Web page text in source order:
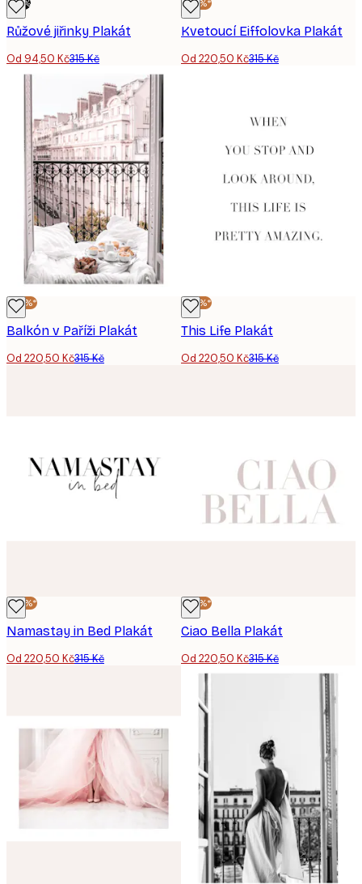
-70%
Růžové jiřinky Plakát
Od 94,50 Kč315 Kč
-30%*
Kvetoucí Eiffolovka Plakát
Od 220,50 Kč315 Kč
-30%*
Balkón v Paříži Plakát
Od 220,50 Kč315 Kč
-30%*
This Life Plakát
Od 220,50 Kč315 Kč
-30%*
Namastay in Bed Plakát
Od 220,50 Kč315 Kč
-30%*
Ciao Bella Plakát
Od 220,50 Kč315 Kč